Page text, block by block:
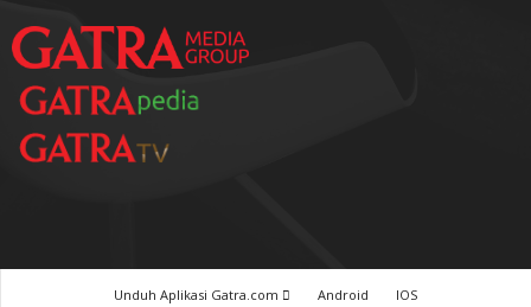
Unduh Aplikasi Gatra.com Android
IOS